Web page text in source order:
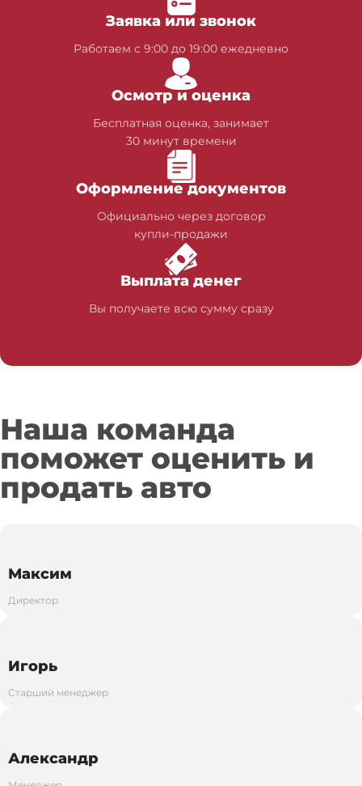
Заявка или звонок
Работаем с 9:00 до 19:00 ежедневно
Осмотр и оценка
Бесплатная оценка, занимает
30 минут времени
Оформление документов
Официально через договор
купли-продажи
Выплата денег
Вы получаете всю сумму сразу
Наша команда
поможет оценить и
продать авто
Максим
Директор
Игорь
Старший менеджер
Александр